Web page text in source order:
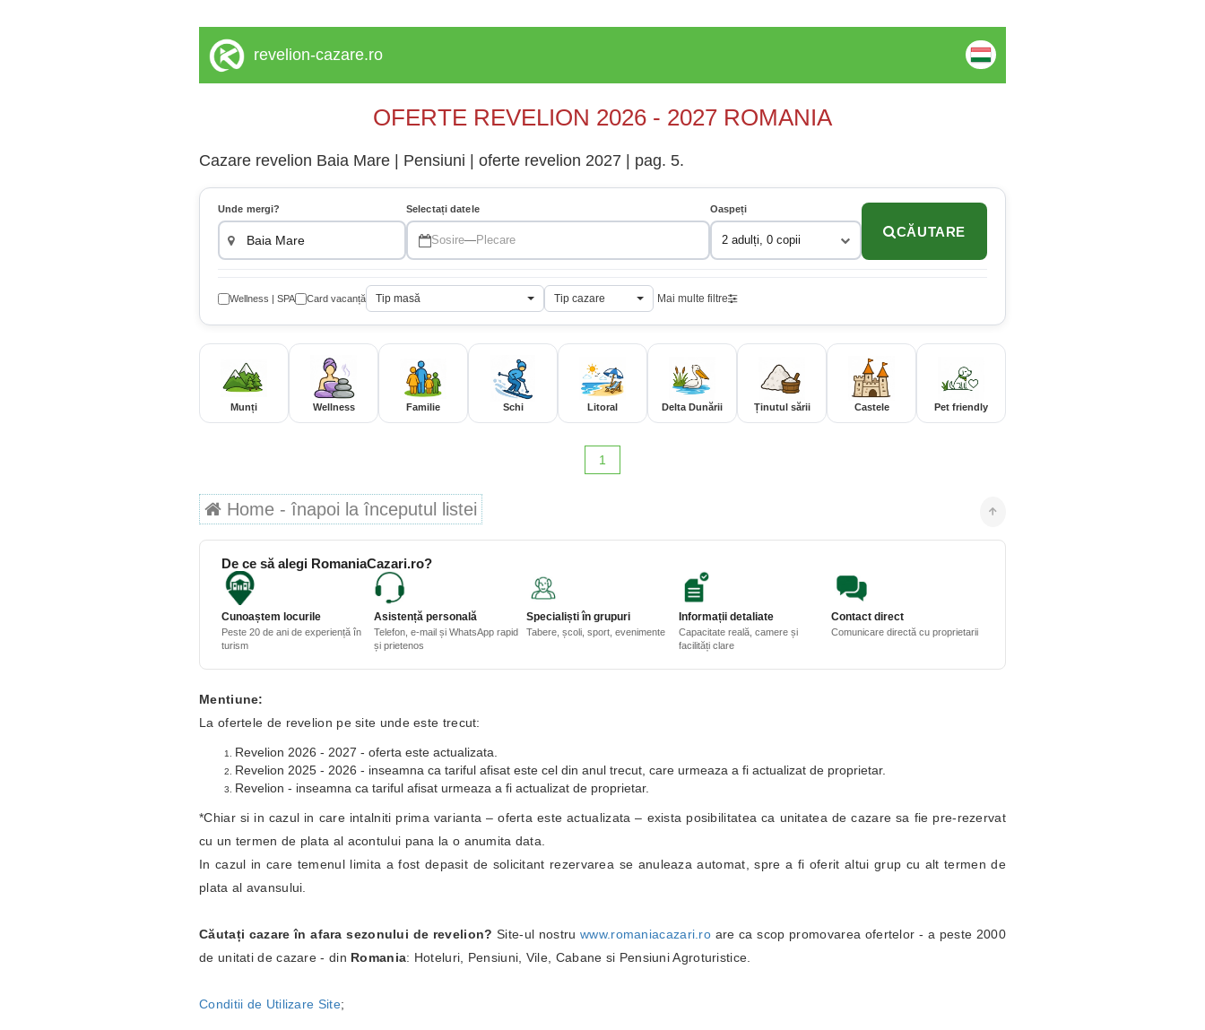
revelion-cazare.ro
OFERTE REVELION 2026 - 2027 ROMANIA
Cazare revelion Baia Mare | Pensiuni | oferte revelion 2027 | pag. 5.
Unde mergi? Selectați datele
Sosire—Plecare
Oaspeți
2 adulți, 0 copii
CĂUTARE
Wellness | SPA Card vacanță Tip masă Tip cazare Mai multe filtre
Munți Wellness Familie Schi Litoral Delta Dunării Ținutul sării Castele Pet friendly
1
Home - înapoi la începutul listei
De ce să alegi RomaniaCazari.ro?
Cunoaștem locurile
Peste 20 de ani de experiență în
turism
Asistență personală
Telefon, e-mail și WhatsApp rapid
și prietenos
Specialiști în grupuri
Tabere, școli, sport, evenimente
Informații detaliate
Capacitate reală, camere și
facilități clare
Contact direct
Comunicare directă cu proprietarii
Mentiune:
La ofertele de revelion pe site unde este trecut:
Revelion 2026 - 2027 - oferta este actualizata.
Revelion 2025 - 2026 - inseamna ca tariful afisat este cel din anul trecut, care urmeaza a fi actualizat de proprietar.
Revelion - inseamna ca tariful afisat urmeaza a fi actualizat de proprietar.
*Chiar si in cazul in care intalniti prima varianta – oferta este actualizata – exista posibilitatea ca unitatea de cazare sa fie pre-rezervat
cu un termen de plata al acontului pana la o anumita data.
In cazul in care temenul limita a fost depasit de solicitant rezervarea se anuleaza automat, spre a fi oferit altui grup cu alt termen de
plata al avansului.
Căutați cazare în afara sezonului de revelion?Site-ul nostruwww.romaniacazari.ro are ca scop promovarea ofertelor - a peste 2000
de unitati de cazare - din Romania: Hoteluri, Pensiuni, Vile, Cabane si Pensiuni Agroturistice.
Conditii de Utilizare Site;